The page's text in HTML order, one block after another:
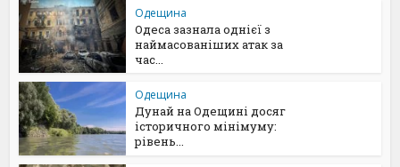
Одещина
Одеса зазнала однієї з
наймасованіших атак за
час...
Одещина
Дунай на Одещині досяг
історичного мінімуму:
рівень...